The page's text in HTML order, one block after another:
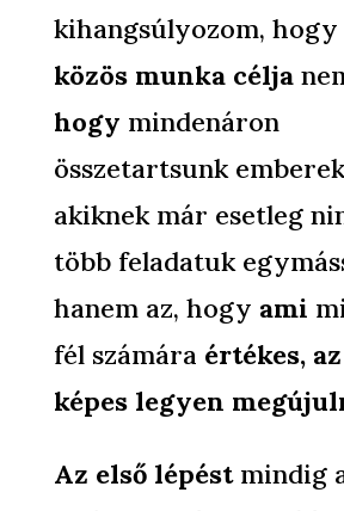
kihangsúlyozom, hogy
közös munka célja
hogy mindenáron
összetartsunk
akiknek már esetleg
több feladatuk
hanem az, hogy ami
fél számára értékes, az
képes legyen
Az első lépéstmindig